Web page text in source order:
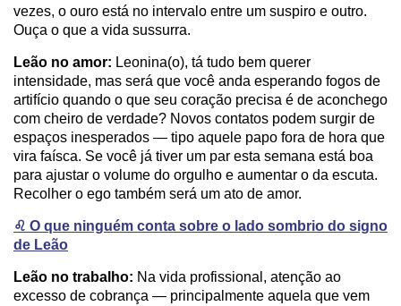
vezes, o ouro está no intervalo entre um suspiro e outro.
Ouça o que a vida sussurra.
Leão no amor: Leonina(o), tá tudo bem querer
intensidade, mas será que você anda esperando fogos de
artifício quando o que seu coração precisa é de aconchego
com cheiro de verdade? Novos contatos podem surgir de
espaços inesperados — tipo aquele papo fora de hora que
vira faísca. Se você já tiver um par esta semana está boa
para ajustar o volume do orgulho e aumentar o da escuta.
Recolher o ego também será um ato de amor.
♌️ O que ninguém conta sobre o lado sombrio do signo
de Leão
Leão no trabalho: Na vida profissional, atenção ao
excesso de cobrança — principalmente aquela que vem